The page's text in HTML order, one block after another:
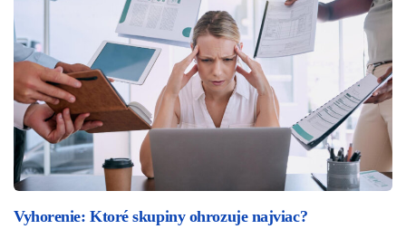
Vyhorenie: Ktoré skupiny ohrozuje najviac?